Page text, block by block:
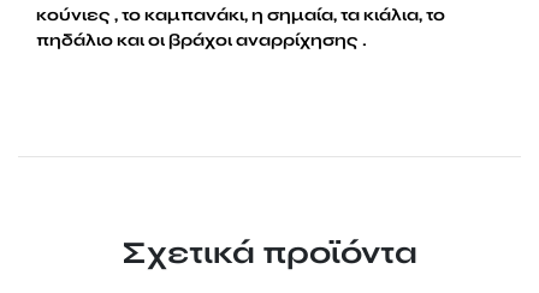
κούνιες , το καμπανάκι, η σημαία, τα κιάλια, το
πηδάλιο και οι βράχοι αναρρίχησης .
Σχετικά προϊόντα